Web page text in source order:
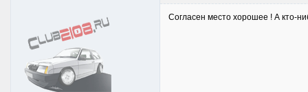
Согласен место хорошее ! А кто-